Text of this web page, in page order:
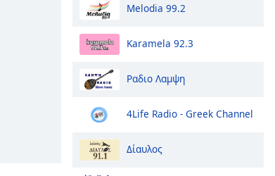
Melodia 99.2
Karamela 92.3
Ραδιο Λαμψη
4Life Radio - Greek Channel
Δίαυλος